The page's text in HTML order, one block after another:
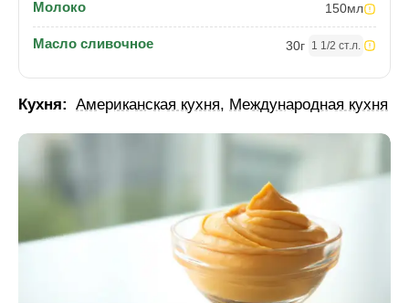
Молоко 150мл
Масло сливочное 30г 1 1/2 ст.л.
Кухня: Американская кухня, Международная кухня